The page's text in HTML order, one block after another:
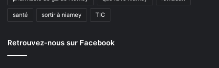
santé sortir à niamey TIC
Retrouvez-nous sur Facebook